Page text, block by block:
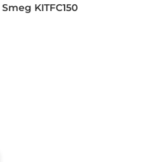
KITFC150